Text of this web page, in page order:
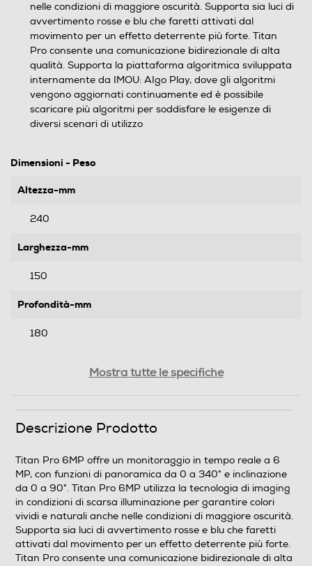
nelle condizioni di maggiore oscurità. Supporta sia luci di
avvertimento rosse e blu che faretti attivati dal
movimento per un effetto deterrente più forte. Titan
Pro consente una comunicazione bidirezionale di alta
qualità. Supporta la piattaforma algoritmica sviluppata
internamente da IMOU: AIgo Play, dove gli algoritmi
vengono aggiornati continuamente ed è possibile
scaricare più algoritmi per soddisfare le esigenze di
diversi scenari di utilizzo
Dimensioni - Peso
Altezza-mm
240
Larghezza-mm
150
Profondità-mm
180
Informazioni sulla sicurezza del prodotto
Clicca qui
Mostra tutte le specifiche
Descrizione Prodotto
Titan Pro 6MP offre un monitoraggio in tempo reale a 6
MP, con funzioni di panoramica da 0 a 340° e inclinazione
da 0 a 90°. Titan Pro 6MP utilizza la tecnologia di imaging
in condizioni di scarsa illuminazione per garantire colori
vividi e naturali anche nelle condizioni di maggiore oscurità.
Supporta sia luci di avvertimento rosse e blu che faretti
attivati dal movimento per un effetto deterrente più forte.
Titan Pro consente una comunicazione bidirezionale di alta